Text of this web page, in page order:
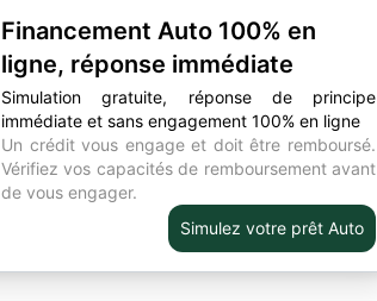
Financement Auto 100% en
ligne, réponse immédiate
Simulation gratuite, réponse de principe
immédiate et sans engagement 100% en ligne
Un crédit vous engage et doit être remboursé.
Vérifiez vos capacités de remboursement avant
de vous engager.
Simulez votre prêt Auto